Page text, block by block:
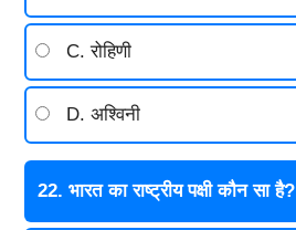
C. रोहिणी
D. अश्विनी
22. भारत का राष्ट्रीय पक्षी कौन सा है?